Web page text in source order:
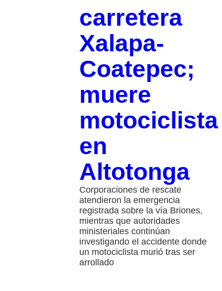
carretera
Xalapa-
Coatepec;
muere
motociclista
en
Altotonga
Corporaciones de rescate
atendieron la emergencia
registrada sobre la vía Briones,
mientras que autoridades
ministeriales continúan
investigando el accidente donde
un motociclista murió tras ser
arrollado